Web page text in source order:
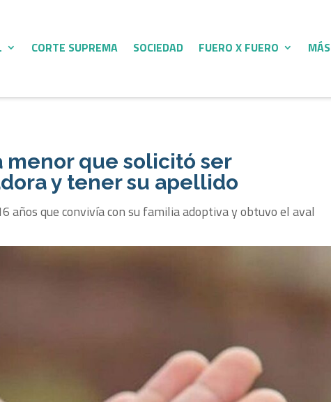
CORTE SUPREMA SOCIEDAD FUERO X FUERO MÁS
menor que solicitó ser
y tener su apellido
años que convivía con su familia adoptiva y obtuvo el aval